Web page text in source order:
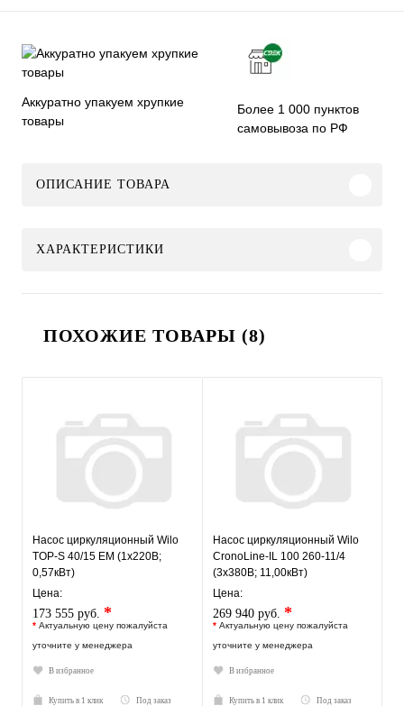
Аккуратно упакуем хрупкие
товары
Более 1 000 пунктов
самовывоза по РФ
ОПИСАНИЕ ТОВАРА
ХАРАКТЕРИСТИКИ
ПОХОЖИЕ ТОВАРЫ (8)
Насос циркуляционный Wilo
TOP-S 40/15 EM (1х220В;
0,57кВт)
Цена:
173 555 руб. *
* Актуальную цену пожалуйста
уточните у менеджера
В избранное
Купить в 1 клик Под заказ
Насос циркуляционный Wilo
CronoLine-IL 100 260-11/4
(3х380В; 11,00кВт)
Цена:
269 940 руб. *
* Актуальную цену пожалуйста
уточните у менеджера
В избранное
Купить в 1 клик Под заказ